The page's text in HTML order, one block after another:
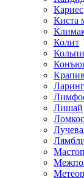
Кариес
Киста
Колит
Лишай